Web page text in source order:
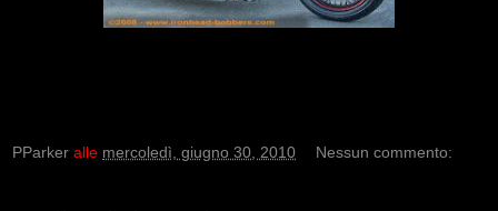
PParker alle mercoledì, giugno 30, 2010 Nessun commento: